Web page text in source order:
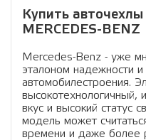
Купить
MERCEDES-BENZ
Mercedes-Benz - уже
эталоном надежности и
автомобилестроения.
высокотехнологичный,
вкус и высокий статус
модель может
времени и даже более